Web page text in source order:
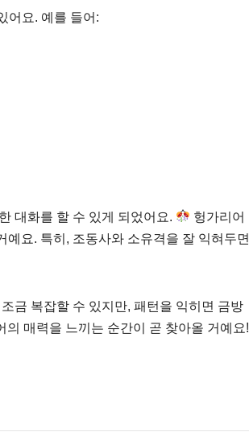
어요. 예를 들어:
대화를 할 수 있게 되었어요.
헝가리어
요. 특히, 조동사와 소유격을 잘 익혀두면
금 복잡할 수 있지만, 패턴을 익히면 금방
매력을 느끼는 순간이 곧 찾아올 거예요!